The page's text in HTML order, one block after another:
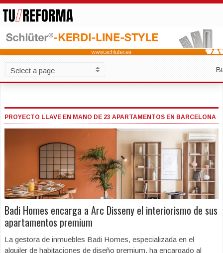
PROYECTO LLAVE EN MANO DE 23 APARTAMENTOS EN BARCELONA
Badi Homes encarga a Arc Disseny el interiorismo de sus
apartamentos premium
La gestora de inmuebles Badi Homes, especializada en el
alquiler de habitaciones de diseño premium, ha encargado al